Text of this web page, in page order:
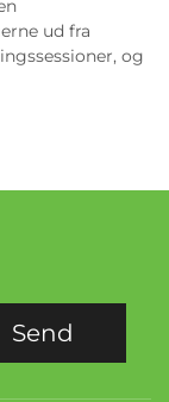
ud fra
og
Send